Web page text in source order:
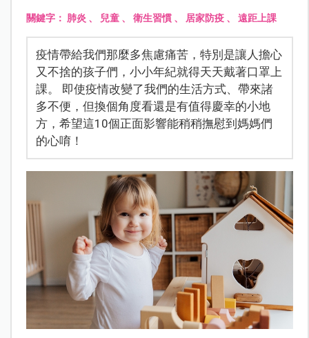
關鍵字： 肺炎 、 兒童、 衛生習慣、 居家防疫、 遠距上課
疫情帶給我們那麼多焦慮痛苦，特別是讓人擔心
又不捨的孩子們，小小年紀就得天天戴著口罩上
課。 即使疫情改變了我們的生活方式、帶來諸
多不便，但換個角度看還是有值得慶幸的小地
方，希望這10個正面影響能稍稍撫慰到媽媽們
的心唷！